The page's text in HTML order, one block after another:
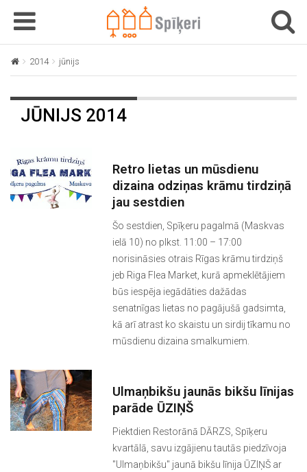
T
o
g
e
g
a
T
e
g
i
n
2014 jūnijs
JŪNIJS 2014
Retro lietas un mūsdienu
dizaina odziņas krāmu tirdziņā
jau sestdien
Šo sestdien, Spīķeru pagalmā (Maskvas
ielā 10) no plkst. 11:00 – 17:00
norisināsies otrais Rīgas krāmu tirdziņš
jeb Riga Flea Market, kurā apmeklētājiem
būs iespēja iegādāties dažādas
senatnīgas lietas no pagājušā gadsimta,
kā arī atrast ko skaistu un sirdij tīkamu no
mūsdienu dizaina smalkumiem.
Ulmaņbikšu jaunās bikšu līnijas
parāde ŪZIŅŠ
Piektdien Restorānā DĀRZS, Spīķeru
kvartālā, savu izgājienu tautās piedzīvoja
"Ulmaņbikšu" jaunā bikšu līnija ŪZIŅŠ ar